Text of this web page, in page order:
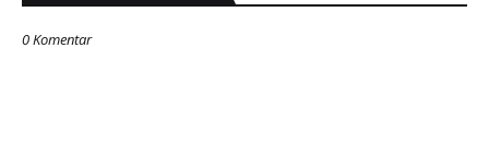
0 Komentar